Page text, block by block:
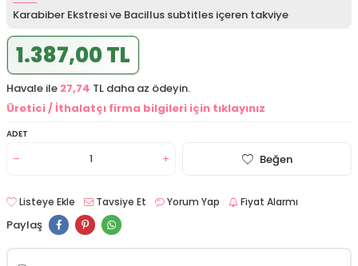
Karabiber Ekstresi ve Bacillus subtitles içeren takviye
1.387,00 TL
Havale ile 27,74 TL daha az ödeyin.
Üretici / İthalatçı firma bilgileri için tıklayınız
ADET
Beğen
Listeye Ekle Tavsiye Et Yorum Yap Fiyat Alarmı
Paylaş